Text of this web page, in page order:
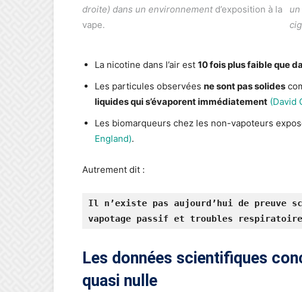
droite) dans un environnement d’exposition à la
vape.
La nicotine dans l’air est 10 fois plus faible que
Les particules observées ne sont pas solides
liquides qui s’évaporent immédiatement (David
Les biomarqueurs chez les non-vapoteurs
England).
Autrement dit :
Il n’existe pas aujourd’hui de preuve
vapotage passif et troubles
Les données scientifiques
quasi nulle